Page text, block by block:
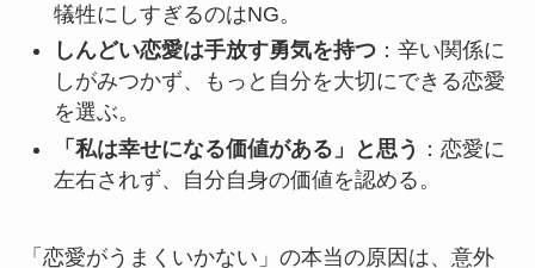
犠牲にしすぎるのはNG。
しんどい恋愛は手放す勇気を持つ：辛い関係に
しがみつかず、もっと自分を大切にできる恋愛
を選ぶ。
「私は幸せになる価値がある」と思う ：恋愛に
左右されず、自分自身の価値を認める。
「恋愛がうまくいかない」の本当の原因は、意外